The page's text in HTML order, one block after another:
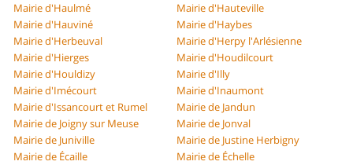
Mairie d'Haulmé
Mairie d'Hauteville
Mairie d'Hauviné
Mairie d'Haybes
Mairie d'Herbeuval
Mairie d'Herpy l'Arlésienne
Mairie d'Hierges
Mairie d'Houdilcourt
Mairie d'Houldizy
Mairie d'Illy
Mairie d'Imécourt
Mairie d'Inaumont
Mairie d'Issancourt et Rumel
Mairie de Jandun
Mairie de Joigny sur Meuse
Mairie de Jonval
Mairie de Juniville
Mairie de Justine Herbigny
Mairie de Écaille
Mairie de Échelle